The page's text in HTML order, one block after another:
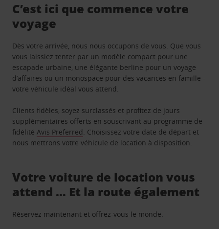
C’est ici que commence votre
voyage
Dès votre arrivée, nous nous occupons de vous. Que vous
vous laissiez tenter par un modèle compact pour une
escapade urbaine, une élégante berline pour un voyage
d’affaires ou un monospace pour des vacances en famille -
votre véhicule idéal vous attend.
Clients fidèles, soyez surclassés et profitez de jours
supplémentaires offerts en souscrivant au programme de
fidélitéAvis Preferred. Choisissez votre date de départ et
nous mettrons votre véhicule de location à disposition.
Votre voiture de location vous
attend … Et la route également
Réservez maintenant et offrez-vous le monde.